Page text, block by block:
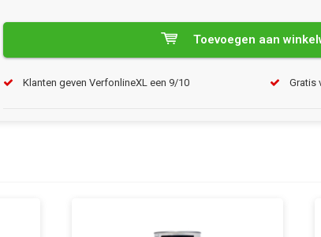
Toevoegen aan
Klanten geven VerfonlineXL een 9/10 Gratis